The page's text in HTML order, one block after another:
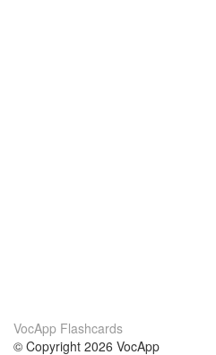
VocApp Flashcards
© Copyright 2026 VocApp